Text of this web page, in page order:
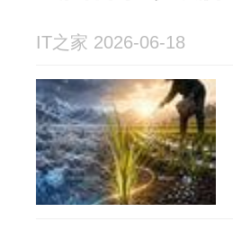
IT之家 2026-06-18